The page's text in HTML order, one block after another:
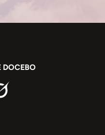
DOCEBO